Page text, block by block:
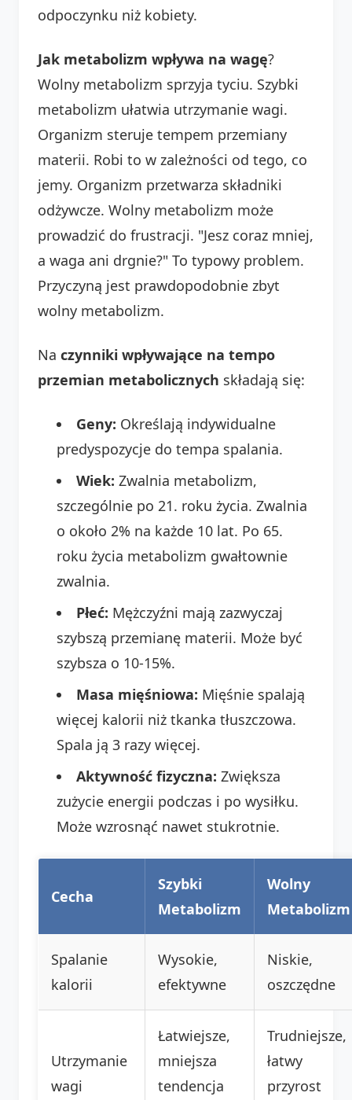
odpoczynku niż kobiety.
Jak metabolizm wpływa na wagę?
Wolny metabolizm sprzyja tyciu. Szybki
metabolizm ułatwia utrzymanie wagi.
Organizm steruje tempem przemiany
materii. Robi to w zależności od tego, co
jemy. Organizm przetwarza składniki
odżywcze. Wolny metabolizm może
prowadzić do frustracji. "Jesz coraz mniej,
a waga ani drgnie?" To typowy problem.
Przyczyną jest prawdopodobnie zbyt
wolny metabolizm.
Na czynniki wpływające na tempo
przemian metabolicznych składają się:
Geny: Określają indywidualne
predyspozycje do tempa spalania.
Wiek: Zwalnia metabolizm,
szczególnie po 21. roku życia. Zwalnia
o około 2% na każde 10 lat. Po 65.
roku życia metabolizm gwałtownie
zwalnia.
Płeć: Mężczyźni mają zazwyczaj
szybszą przemianę materii. Może być
szybsza o 10-15%.
Masa mięśniowa: Mięśnie spalają
więcej kalorii niż tkanka tłuszczowa.
Spala ją 3 razy więcej.
Aktywność fizyczna: Zwiększa
zużycie energii podczas i po wysiłku.
Może wzrosnąć nawet stukrotnie.
Cecha
Szybki
Metabolizm
Wolny
Metabolizm
Spalanie
kalorii
Wysokie,
efektywne
Niskie,
oszczędne
Utrzymanie
wagi
Łatwiejsze,
mniejsza
tendencja
Trudniejsze,
łatwy
przyrost